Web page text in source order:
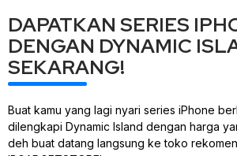
DAPATKAN SERIES
DENGAN DYNAMIC
SEKARANG!
Buat kamu yang lagi nyari series iPhone
dilengkapi Dynamic Island dengan harga
deh buat datang langsung ke toko